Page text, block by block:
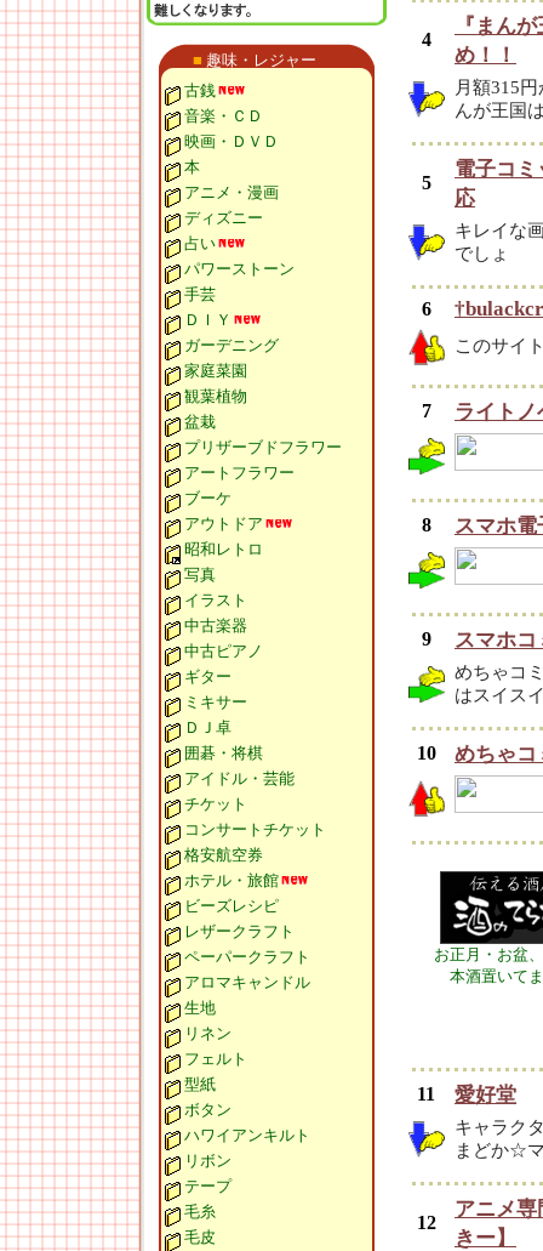
■ 趣味・レジャー
古銭
音楽・ＣＤ
映画・ＤＶＤ
本
アニメ・漫画
ディズニー
占い
パワーストーン
手芸
ＤＩＹ
ガーデニング
家庭菜園
観葉植物
盆栽
プリザーブドフラワー
アートフラワー
ブーケ
アウトドア
昭和レトロ
写真
イラスト
中古楽器
中古ピアノ
ギター
ミキサー
ＤＪ卓
囲碁・将棋
アイドル・芸能
チケット
コンサートチケット
格安航空券
ホテル・旅館
ビーズレシピ
レザークラフト
ペーパークラフト
アロマキャンドル
生地
リネン
フェルト
型紙
ボタン
ハワイアンキルト
リボン
テープ
毛糸
毛皮
4
『まん
め！！
月額315
んが王国
5
電子コ
応
キレイな
でしょ
6
このサイ
7 ライト
8 スマホ
9 スマホ
めちゃコ
はスイス
10 めちゃコ
お正月・お盆
本酒置いて
11 愛好堂
キャラク
まどか☆
12
アニメ
きー】